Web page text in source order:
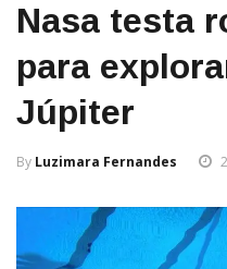
Nasa testa
para
Júpiter
By Luzimara Fernandes